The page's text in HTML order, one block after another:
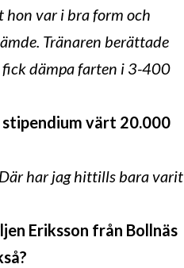
hon var i bra form och
Tränaren berättade
fick dämpa farten i 3-400
värt 20.000
har jag hittills bara varit
Eriksson från Bollnäs